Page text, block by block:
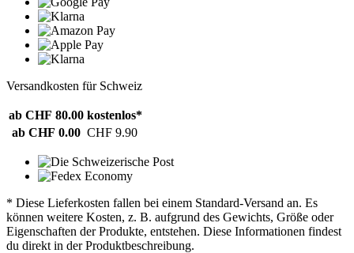
Versandkosten für Schweiz
ab CHF 80.00 kostenlos*
ab CHF 0.00 CHF 9.90
* Diese Lieferkosten fallen bei einem Standard-Versand an. Es
können weitere Kosten, z. B. aufgrund des Gewichts, Größe oder
Eigenschaften der Produkte, entstehen. Diese Informationen findest
du direkt in der Produktbeschreibung.